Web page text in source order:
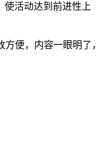
使活动达到前进性上
便，内容一眼明了，